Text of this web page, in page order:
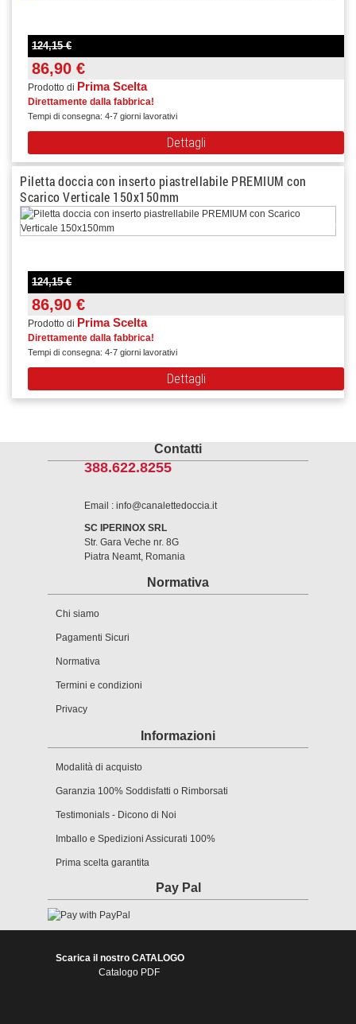
124,15 €
86,90 €
Prodotto di Prima Scelta
Direttamente dalla fabbrica!
Tempi di consegna: 4-7 giorni lavorativi
Dettagli
Piletta doccia con inserto piastrellabile PREMIUM con
Scarico Verticale 150x150mm
124,15 €
86,90 €
Prodotto di Prima Scelta
Direttamente dalla fabbrica!
Tempi di consegna: 4-7 giorni lavorativi
Dettagli
Contatti
388.622.8255
Email : info@canalettedoccia.it
SC IPERINOX SRL
Str. Gara Veche nr. 8G
Piatra Neamt, Romania
Normativa
Chi siamo
Pagamenti Sicuri
Normativa
Termini e condizioni
Privacy
Informazioni
Modalità di acquisto
Garanzia 100% Soddisfatti o Rimborsati
Testimonials - Dicono di Noi
Imballo e Spedizioni Assicurati 100%
Prima scelta garantita
Pay Pal
Scarica il nostro CATALOGO
Catalogo PDF